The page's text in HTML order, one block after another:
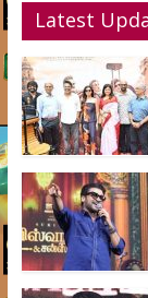
Latest